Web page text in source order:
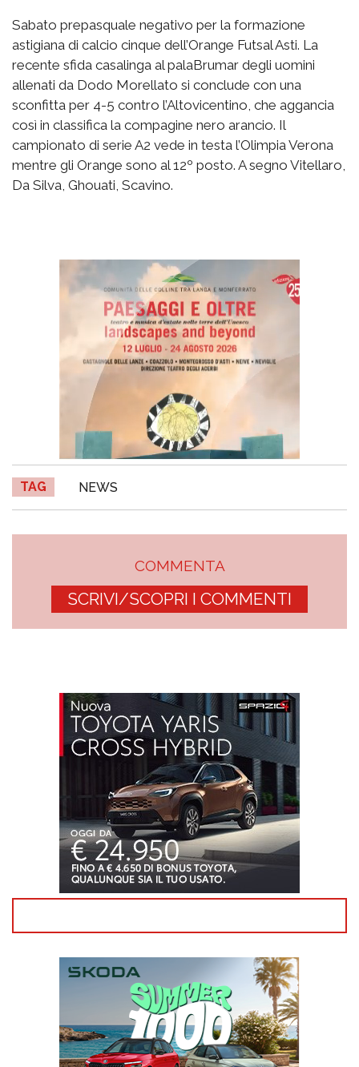
Sabato prepasquale negativo per la formazione
astigiana di calcio cinque dell’Orange Futsal Asti. La
recente sfida casalinga al palaBrumar degli uomini
allenati da Dodo Morellato si conclude con una
sconfitta per 4-5 contro l’Altovicentino, che aggancia
così in classifica la compagine nero arancio. Il
campionato di serie A2 vede in testa l’Olimpia Verona
mentre gli Orange sono al 12º posto. A segno Vitellaro,
Da Silva, Ghouati, Scavino.
TAG NEWS
COMMENTA
SCRIVI/SCOPRI I COMMENTI